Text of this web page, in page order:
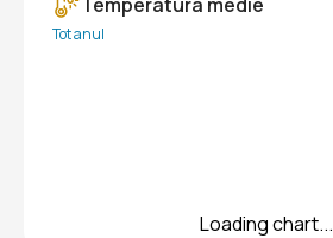
Tot anul
Loading chart...